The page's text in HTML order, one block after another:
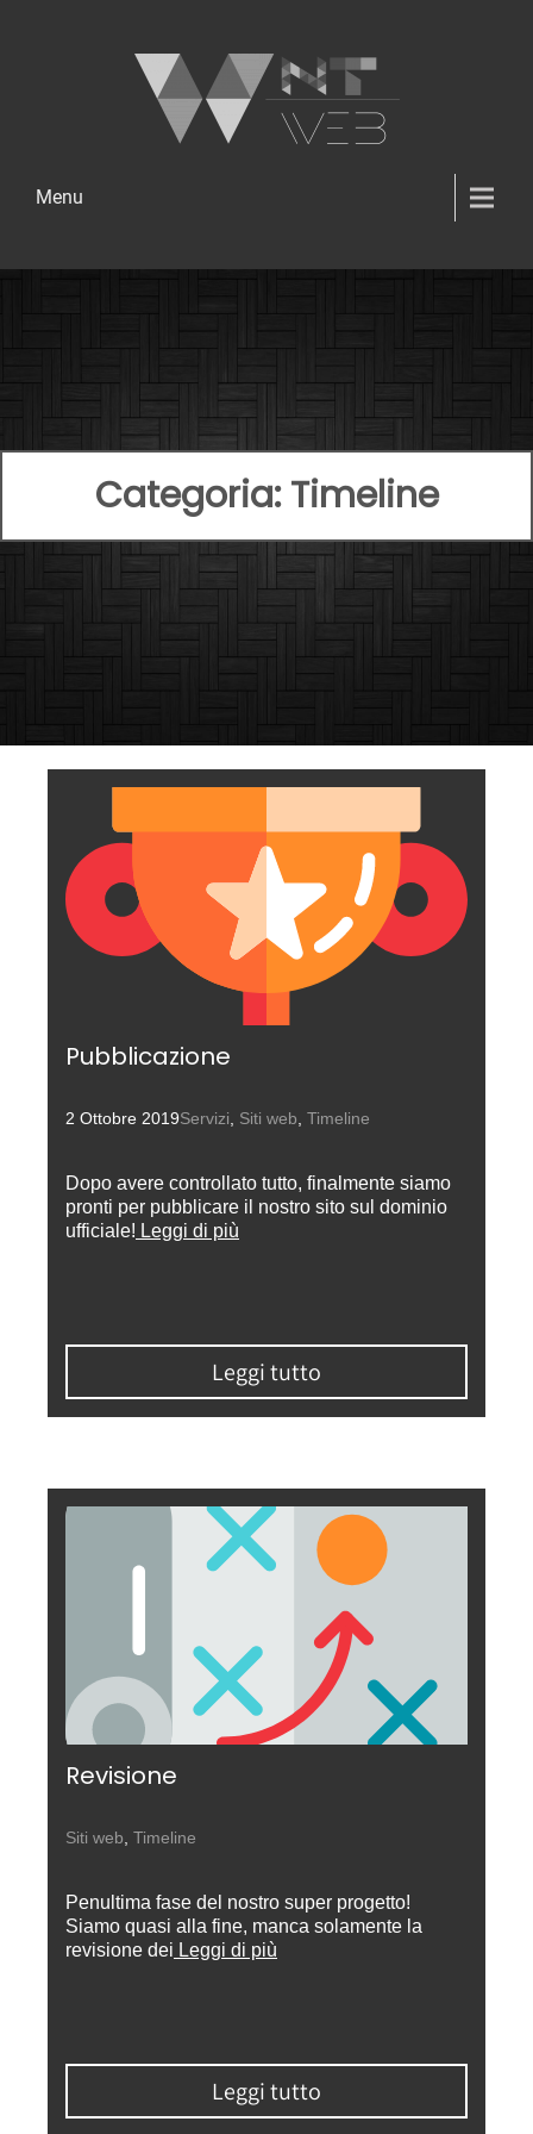
Menu
Categoria:Timeline
Pubblicazione
2 Ottobre 2019Servizi Siti web Timeline
Dopo avere controllato tutto, finalmente siamo
pronti per pubblicare il nostro sito sul dominio
ufficiale! Leggi di più
Leggi tutto
Revisione
Siti web Timeline
Penultima fase del nostro super progetto!
Siamo quasi alla fine, manca solamente la
revisione dei Leggi di più
Leggi tutto